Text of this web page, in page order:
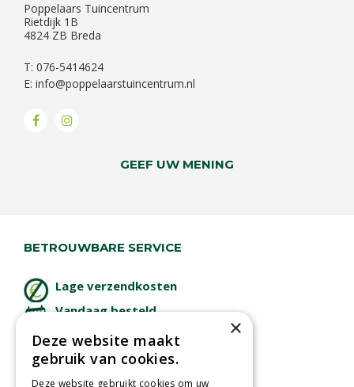
Poppelaars Tuincentrum
Rietdijk 1B
4824 ZB Breda
T: 076-5414624
E: info@poppelaarstuincentrum.nl
GEEF UW MENING
BETROUWBARE SERVICE
Lage verzendkosten
Vandaag besteld
Afhalen in tuincentrum
Betaal veilig
×
Deze website maakt
gebruik van cookies.
Deze website gebruikt cookies om uw